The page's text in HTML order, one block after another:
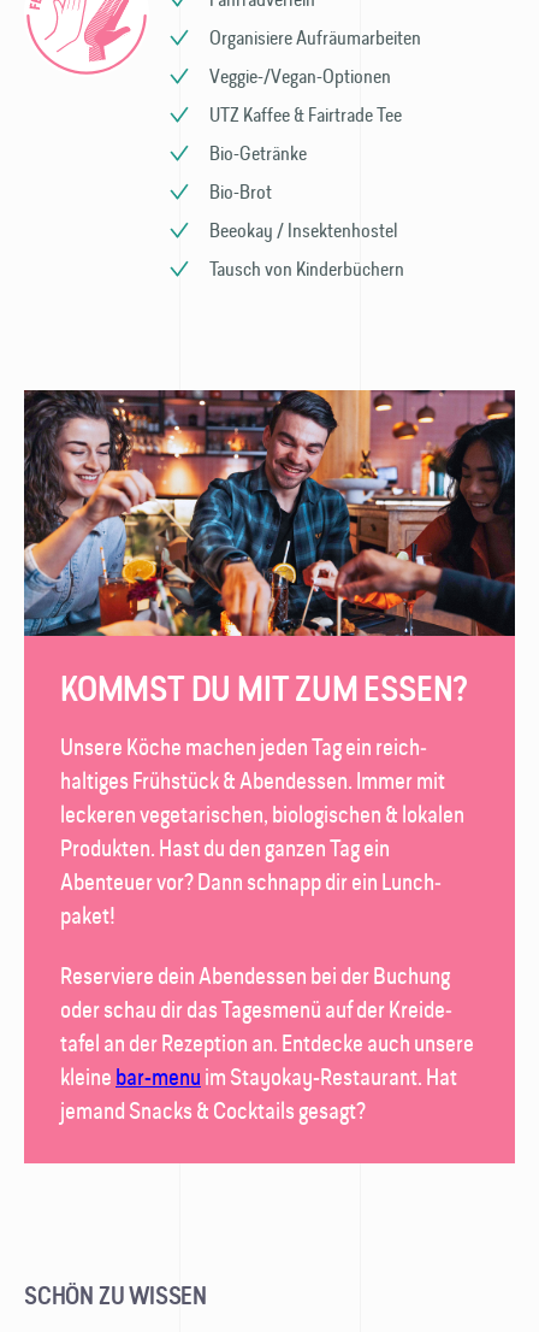
Organisiere Aufräumarbeiten
Veggie-/Vegan-Optionen
UTZ Kaffee & Fairtrade Tee
Bio-Getränke
Bio-Brot
Beeokay / Insekten­hostel
Tausch von Kinder­büchern
KOMMST DU MIT ZUM ESSEN?
Unsere Köche machen jeden Tag ein reich­
haltiges Frühstück & Abend­essen. Immer mit
leckeren vegetarischen, biologischen & lokalen
Produkten. Hast du den ganzen Tag ein
Abenteuer vor? Dann schnapp dir ein Lunch­
paket!
Reserviere dein Abend­essen bei der Buchung
oder schau dir das Tages­menü auf der Kreide­
tafel an der Rezeption an. Entdecke auch unsere
kleinebar-menuimStayokay-Restaurant. Hat
jemand Snacks & Cocktails gesagt?
SCHÖN ZU WISSEN